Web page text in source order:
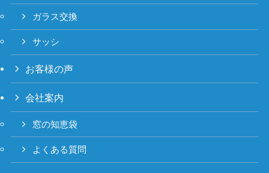
ガラス交換
サッシ
お客様の声
会社案内
窓の知恵袋
よくある質問